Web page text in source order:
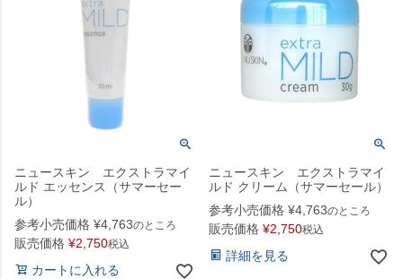
ニュースキン エクストラマイ
ルド エッセンス（サマーセー
ル）
参考小売価格 ¥4,763のところ
販売価格 ¥2,750税込
カートに入れる
ニュースキン エクストラマイ
ルド クリーム（サマーセール）
参考小売価格 ¥4,763のところ
販売価格 ¥2,750税込
詳細を見る